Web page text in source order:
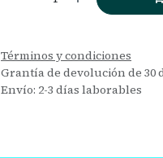
Términos y condiciones
Grantía de devolución de 30
Envío: 2-3 días laborables